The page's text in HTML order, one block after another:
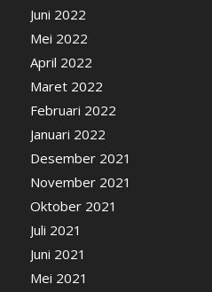
Juni 2022
Mei 2022
April 2022
Maret 2022
Februari 2022
Januari 2022
Desember 2021
November 2021
Oktober 2021
Juli 2021
Juni 2021
Mei 2021